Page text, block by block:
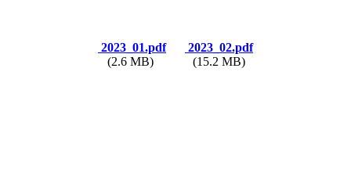
2023_01.pdf
(2.6 MB)
2023_02.pdf
(15.2 MB)